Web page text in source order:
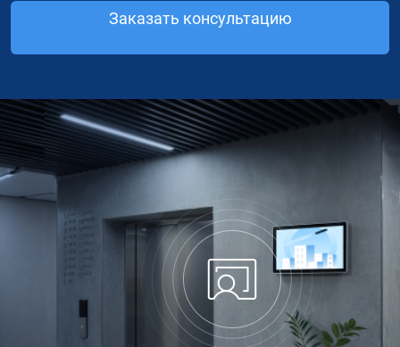
Заказать консультацию